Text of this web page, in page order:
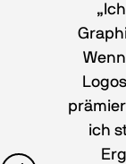
ich